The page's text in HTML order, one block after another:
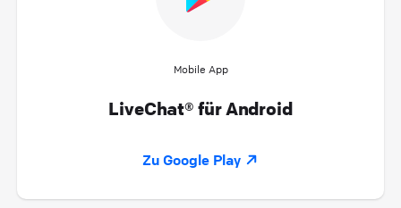
Mobile App
LiveChat® für Android
Zu Google Play